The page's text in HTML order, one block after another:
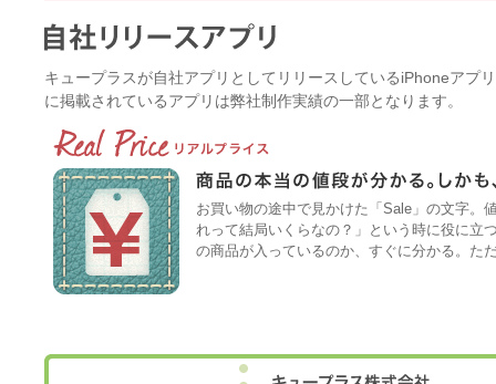
キュープラスが自社アプリとしてリリースしているiPhoneアプ
に掲載されているアプリは弊社制作実績の一部となります。
お買い物の途中で見かけた「Sale」の文字。
れって結局いくらなの？」という時に役に立
の商品が入っているのか、すぐに分かる。た